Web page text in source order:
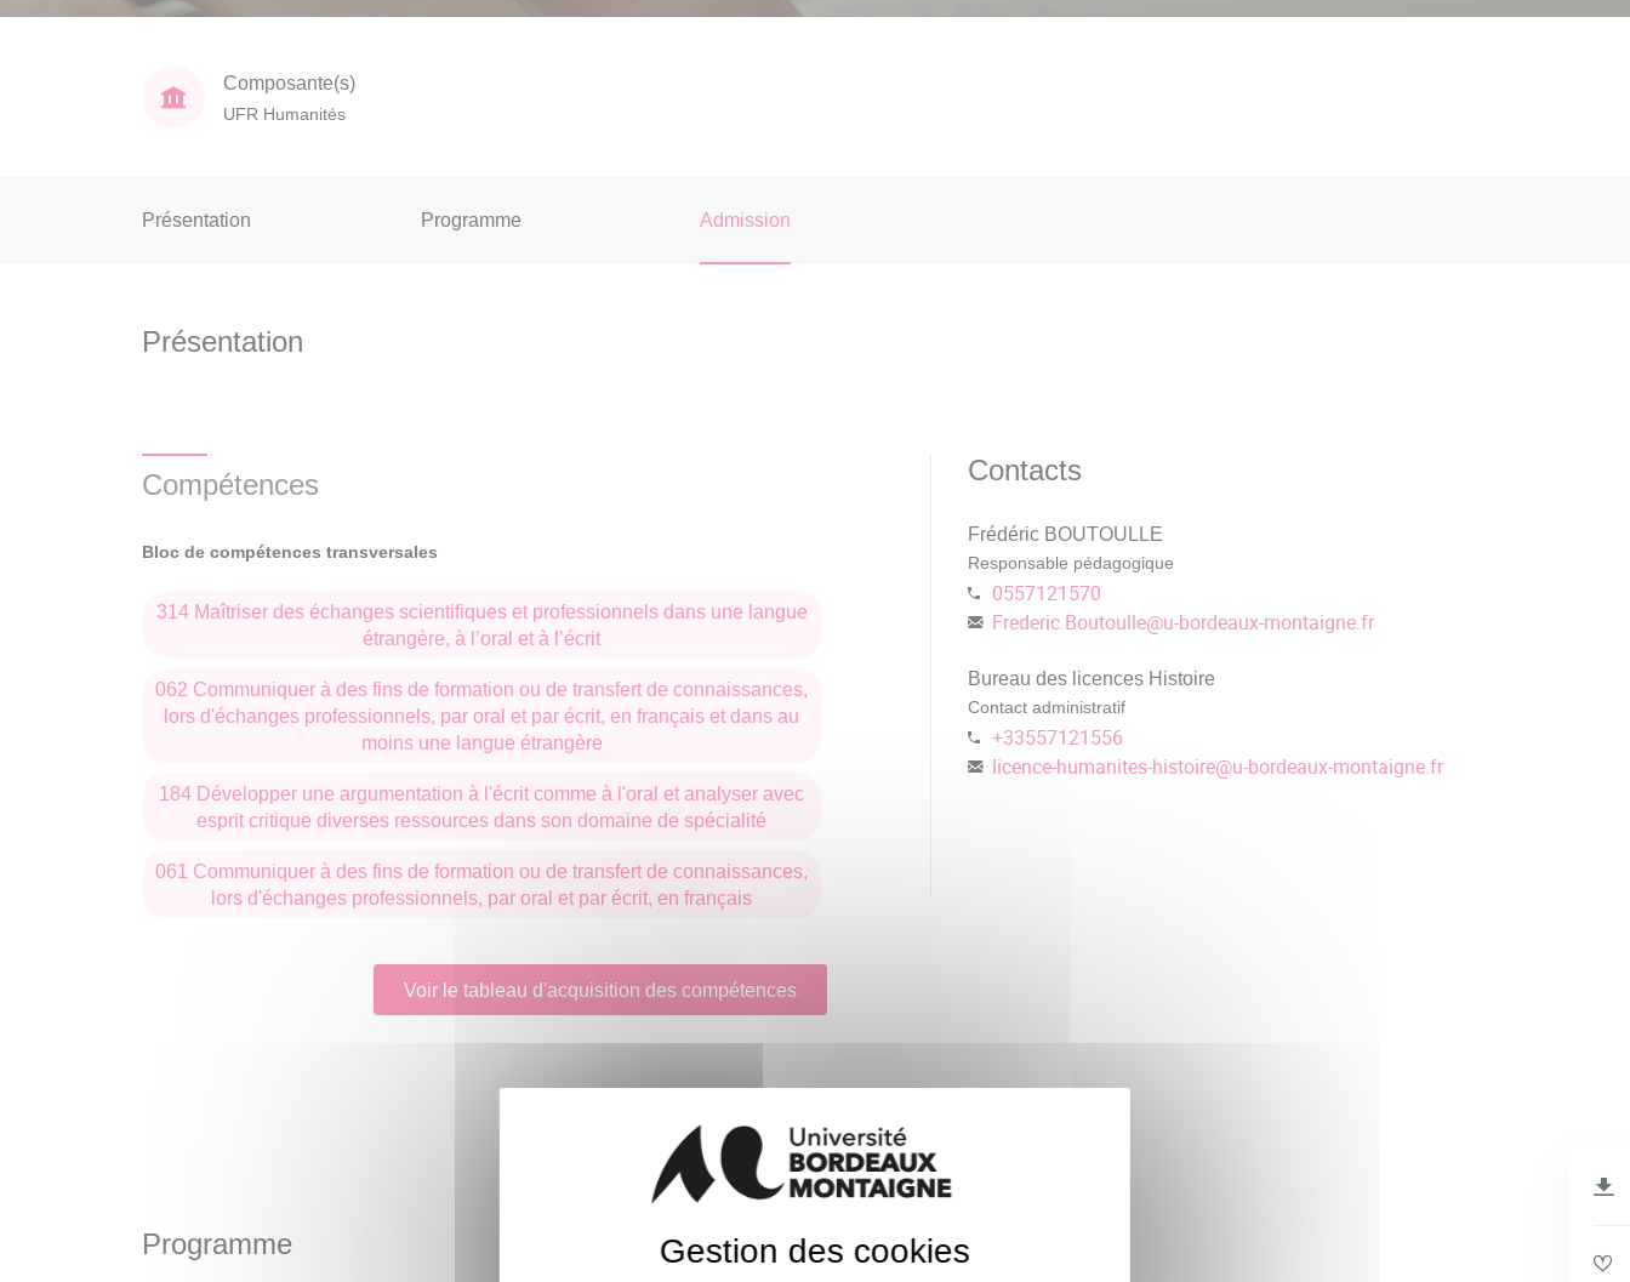
Composante(s)
UFR Humanités
Présentation Programme Admission
Présentation
Compétences
Bloc de compétences transversales
314 Maîtriser des échanges scientifiques et professionnels dans une langue
étrangère, à l’oral et à l’écrit
062 Communiquer à des fins de formation ou de transfert de connaissances,
lors d'échanges professionnels, par oral et par écrit, en français et dans au
moins une langue étrangère
184 Développer une argumentation à l'écrit comme à l'oral et analyser avec
esprit critique diverses ressources dans son domaine de spécialité
061 Communiquer à des fins de formation ou de transfert de connaissances,
lors d'échanges professionnels, par oral et par écrit, en français
Voir le tableau d'acquisition des compétences
Contacts
Frédéric BOUTOULLE
Responsable pédagogique
0557121570
Frederic.Boutoulle@u-bordeaux-montaigne.fr
Bureau des licences Histoire
Contact administratif
+33557121556
licence-humanites-histoire@u-bordeaux-montaigne.fr
Programme Gestion des cookies